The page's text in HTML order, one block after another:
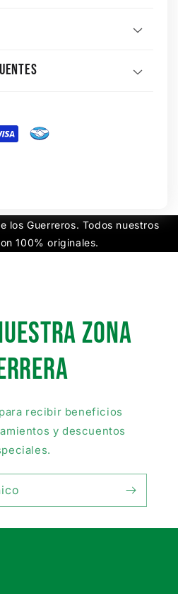
los Guerreros. Todos nuestros
100% originales.
ZONA
recibir beneficios
y descuentos